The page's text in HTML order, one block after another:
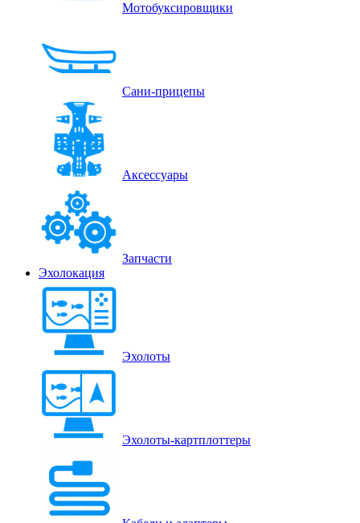
Мотобуксировщики
Сани-прицепы
Аксессуары
Запчасти
Эхолокация
Эхолоты
Эхолоты-картплоттеры